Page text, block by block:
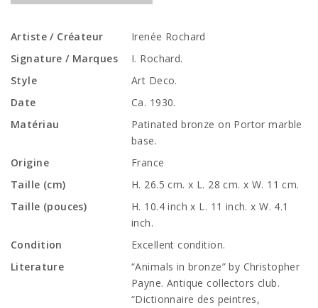
Artiste / Créateur
Irenée Rochard
Signature / Marques
I. Rochard.
Style
Art Deco.
Date
Ca. 1930.
Matériau
Patinated bronze on Portor marble
base.
Origine
France
Taille (cm)
H. 26.5 cm. x L. 28 cm. x W. 11 cm.
Taille (pouces)
H. 10.4 inch x L. 11 inch. x W. 4.1
inch.
Condition
Excellent condition.
Literature
“Animals in bronze” by Christopher
Payne. Antique collectors club.
“Dictionnaire des peintres,